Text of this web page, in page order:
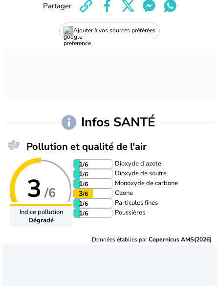
Ajouter à vos sources préférées
Partager
Infos SANTÉ
Pollution et qualité de l'air
3 /6
Indice pollution
Dégradé
1/6 Dioxyde d'azote
1/6 Dioxyde de soufre
1/6 Monoxyde de carbone
3/6 Ozone
1/6 Particules fines
1/6 Poussières
Données établies parCopernicus AMS(2026)